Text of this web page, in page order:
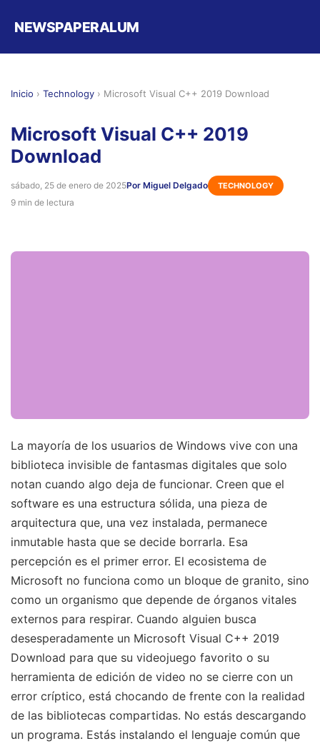
NEWSPAPERALUM
Inicio › Technology › Microsoft Visual C++ 2019 Download
Microsoft Visual C++ 2019
Download
sábado, 25 de enero de 2025Por Miguel Delgado TECHNOLOGY
9 min de lectura
La mayoría de los usuarios de Windows vive con una
biblioteca invisible de fantasmas digitales que solo
notan cuando algo deja de funcionar. Creen que el
software es una estructura sólida, una pieza de
arquitectura que, una vez instalada, permanece
inmutable hasta que se decide borrarla. Esa
percepción es el primer error. El ecosistema de
Microsoft no funciona como un bloque de granito, sino
como un organismo que depende de órganos vitales
externos para respirar. Cuando alguien busca
desesperadamente un Microsoft Visual C++ 2019
Download para que su videojuego favorito o su
herramienta de edición de video no se cierre con un
error críptico, está chocando de frente con la realidad
de las bibliotecas compartidas. No estás descargando
un programa. Estás instalando el lenguaje común que